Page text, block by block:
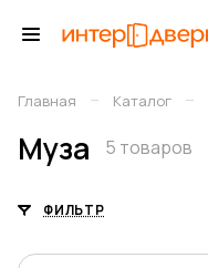
Главная – Каталог –
Муза 5 товаров
ФИЛЬТР